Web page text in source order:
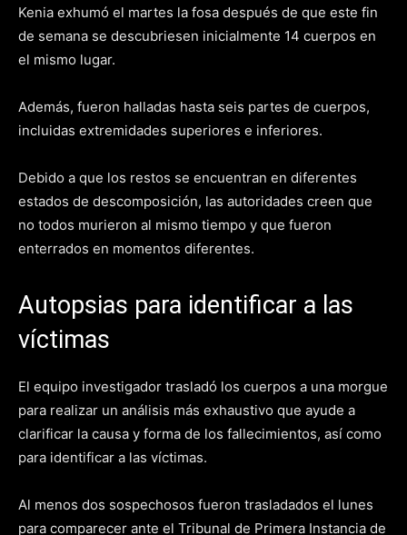
Kenia exhumó el martes la fosa después de que este fin
de semana se descubriesen inicialmente 14 cuerpos en
el mismo lugar.
Además, fueron halladas hasta seis partes de cuerpos,
incluidas extremidades superiores e inferiores.
Debido a que los restos se encuentran en diferentes
estados de descomposición, las autoridades creen que
no todos murieron al mismo tiempo y que fueron
enterrados en momentos diferentes.
Autopsias para identificar a las
víctimas
El equipo investigador trasladó los cuerpos a una morgue
para realizar un análisis más exhaustivo que ayude a
clarificar la causa y forma de los fallecimientos, así como
para identificar a las víctimas.
Al menos dos sospechosos fueron trasladados el lunes
para comparecer ante el Tribunal de Primera Instancia de